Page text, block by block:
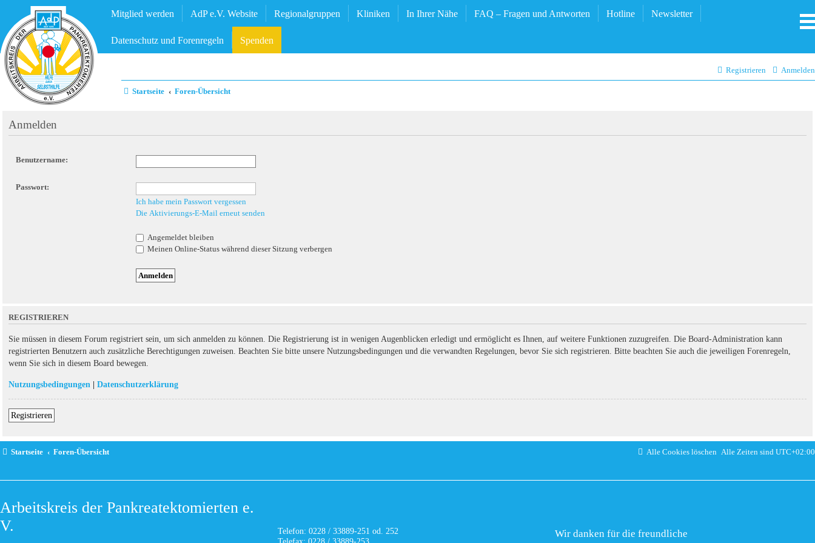
Mitglied werden AdP e.V. Website Regionalgruppen Kliniken In Ihrer Nähe FAQ – Fragen und Antworten Hotline Newsletter
Datenschutz und Forenregeln Spenden
Anmelden
Registrieren
Startseite Foren-Übersicht
Anmelden
Benutzername:
Passwort:
Ich habe mein Passwort vergessen
Die Aktivierungs-E-Mail erneut senden
Angemeldet bleiben
Meinen Online-Status während dieser Sitzung verbergen
REGISTRIEREN
Sie müssen in diesem Forum registriert sein, um sich anmelden zu können. Die Registrierung ist in wenigen Augenblicken erledigt und ermöglicht es Ihnen, auf weitere Funktionen zuzugreifen. Die Board-Administration kann
registrierten Benutzern auch zusätzliche Berechtigungen zuweisen. Beachten Sie bitte unsere Nutzungsbedingungen und die verwandten Regelungen, bevor Sie sich registrieren. Bitte beachten Sie auch die jeweiligen Forenregeln,
wenn Sie sich in diesem Board bewegen.
Nutzungsbedingungen | Datenschutzerklärung
Registrieren
Startseite Foren-Übersicht Alle Zeiten sind UTC+02:00
Alle Cookies löschen
Arbeitskreis der Pankreatektomierten e.
V.
Telefon: 0228 / 33889-251 od. 252
Wir danken für die freundliche